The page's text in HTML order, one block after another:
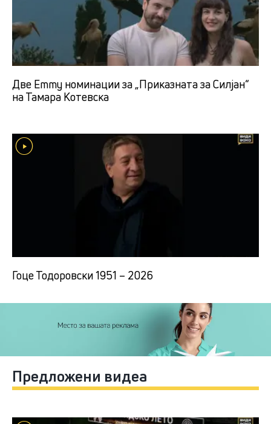
Две Emmy номинации за „Приказната за Силјан“
на Тамара Котевска
Гоце Тодоровски 1951 – 2026
Предложени видеа